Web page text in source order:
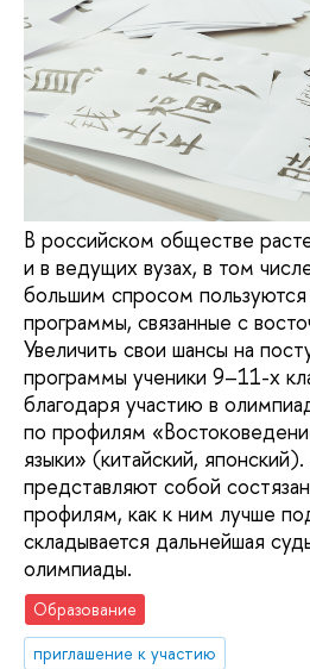
В российском обществе
и в ведущих вузах, в том
большим спросом пользуются
программы, связанные с
Увеличить свои шансы на
программы ученики 9–11-х
благодаря участию в
по профилям
языки» (китайский,
представляют собой
профилям, как к ним лучше
складывается дальнейшая
олимпиады.
Образование
приглашение к участию